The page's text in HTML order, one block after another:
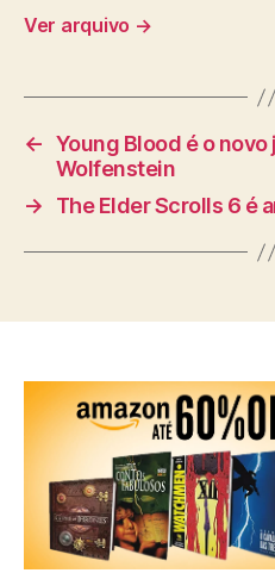
Ver arquivo →
← Young Blood é o
Wolfenstein
→
The Elder Scrolls 6 é